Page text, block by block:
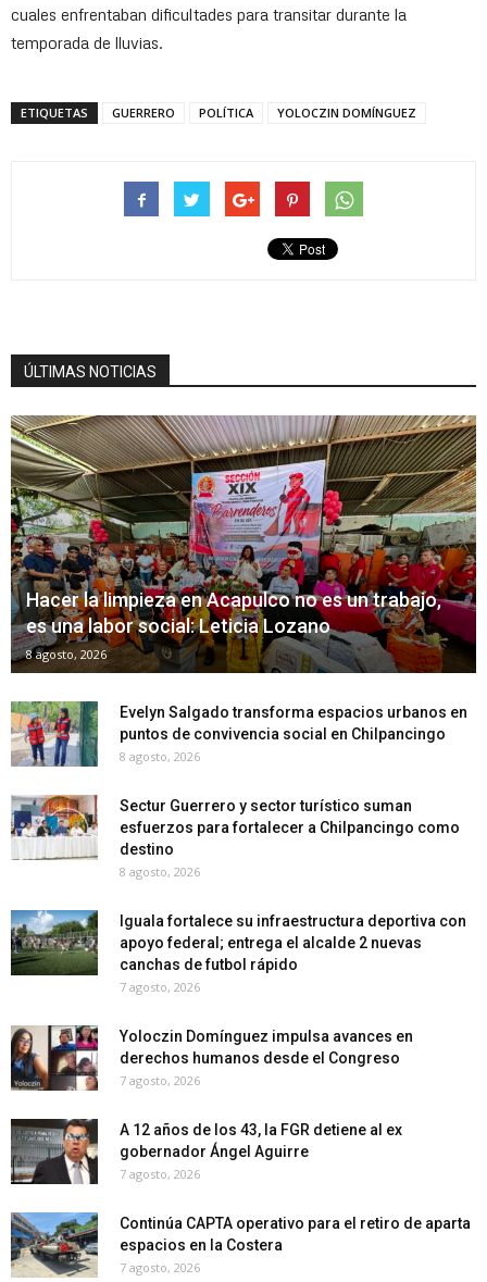
cuales enfrentaban dificultades para transitar durante la
temporada de lluvias.
ETIQUETAS GUERRERO POLÍTICA YOLOCZIN DOMÍNGUEZ
ÚLTIMAS NOTICIAS
Hacer la limpieza en Acapulco no es un trabajo,
es una labor social: Leticia Lozano
8 agosto, 2026
Evelyn Salgado transforma espacios urbanos en
puntos de convivencia social en Chilpancingo
8 agosto, 2026
Sectur Guerrero y sector turístico suman
esfuerzos para fortalecer a Chilpancingo como
destino
8 agosto, 2026
Iguala fortalece su infraestructura deportiva con
apoyo federal; entrega el alcalde 2 nuevas
canchas de futbol rápido
7 agosto, 2026
Yoloczin Domínguez impulsa avances en
derechos humanos desde el Congreso
7 agosto, 2026
A 12 años de los 43, la FGR detiene al ex
gobernador Ángel Aguirre
7 agosto, 2026
Continúa CAPTA operativo para el retiro de aparta
espacios en la Costera
7 agosto, 2026